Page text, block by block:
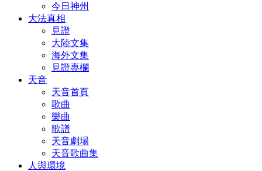
今日神州
大法真相
見證
大陸文集
海外文集
見證專欄
天音
天音首頁
歌曲
樂曲
歌譜
天音劇場
天音歌曲集
人與環境